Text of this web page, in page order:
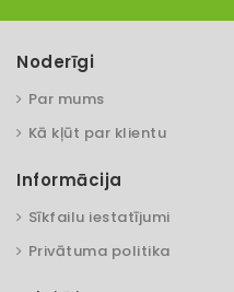
Noderīgi
Par mums
Kā kļūt par klientu
Informācija
Sīkfailu iestatījumi
Privātuma politika